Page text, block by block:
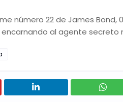
número 22 de James Bond,
al agente